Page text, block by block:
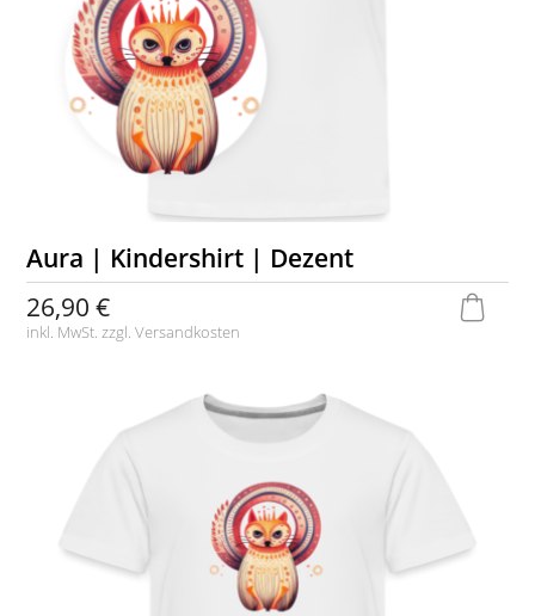
Aura | Kindershirt | Dezent
26,90 €
inkl. MwSt. zzgl.Versandkosten